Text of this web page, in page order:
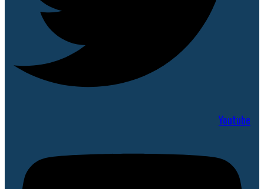
Youtube